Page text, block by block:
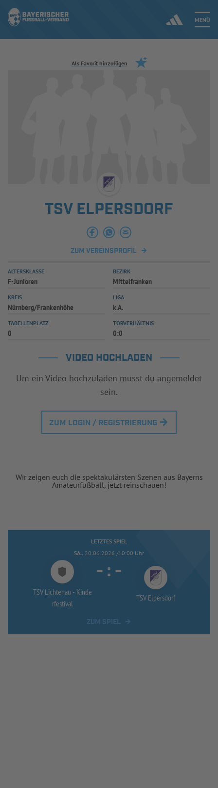
MENÜ
Jetzt einloggen
INFOTHEK SPIELPLUS
Als Favorit hinzufügen
TSV ELPERSDORF
ZUM VEREINSPROFIL
ALTERSKLASSE
F-Junioren
BEZIRK
Mittelfranken
KREIS
Nürnberg/Frankenhöhe
LIGA
k.A.
TABELLENPLATZ
0
TORVERHÄLTNIS
0:0
VIDEO HOCHLADEN
Um ein Video hochzuladen musst du angemeldet
sein.
ZUM LOGIN / REGISTRIERUNG
Wir zeigen euch die spektakulärsten Szenen aus Bayerns
Amateurfußball, jetzt reinschauen!
LETZTES SPIEL
SA.. 20.06.2026 /10:00 Uhr
TSV Lichtenau - Kinde
rfestival
- : -
TSV Elpersdorf